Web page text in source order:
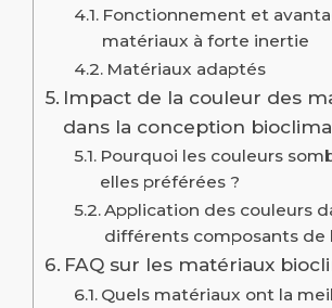
Fonctionnement et
matériaux à forte inertie
Matériaux adaptés
Impact de la couleur des
dans la conception
Pourquoi les couleurs
elles préférées ?
Application des couleurs
différents composants de
FAQ sur les matériaux
Quels matériaux ont la